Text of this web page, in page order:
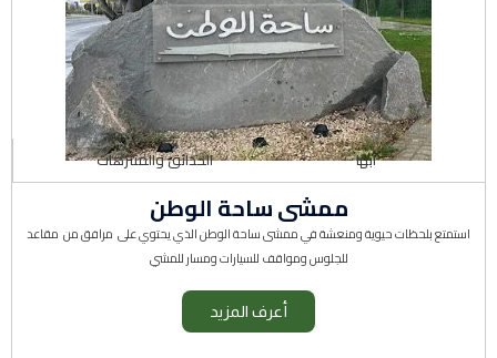
الحدائق والمنتزهات أبها
ممشى ساحة الوطن
استمتع بلحظات حيوية ومنعشة في ممشى ساحة الوطن الذي يحتوي على مرافق من مقاعد
للجلوس ومواقف للسيارات ومسار للمشي
أعرف المزيد